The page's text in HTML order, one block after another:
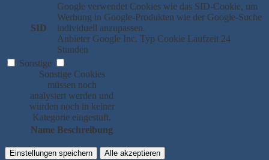
SID
Google verwendet Cookies wie das SID-Cookie, um
Werbung in Google-Produkten wie der Google-Suche
individuell anzupassen.
Anbieter Google Inc. Typ Cookie Laufzeit 24
Stunden
Sonstige
Sonstige Cookies
müssen noch
analysiert werden und
wurden noch in keiner
Kategorie eingestuft.
Name Beschreibung
Einstellungen speichern Alle akzeptieren